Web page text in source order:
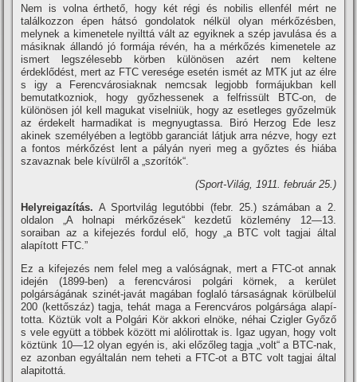
Nem is volna érthető, hogy két régi és nobilis ellenfél mért ne
találkozzon épen hátsó gondolatok nélkül olyan mérkőzésben,
melynek a kimenetele nyilttá vált az egyiknek a szép javulása és a
másiknak állandó jó formája révén, ha a mérkőzés kimenetele az
ismert legszélesebb körben különösen azért nem keltene
érdeklődést, mert az FTC veresége esetén ismét az MTK jut az élre
s igy a Ferencvárosiaknak nemcsak legjobb formájukban kell
bemutatkozniok, hogy győzhessenek a felfrissült BTC-on, de
különösen jól kell magukat viselniük, hogy az esetleges győzelmük
az érdekelt harmadikat is megnyugtassa. Biró Herzog Ede lesz
akinek személyében a legtöbb garanciát látjuk arra nézve, hogy ezt
a fontos mérkőzést lent a pályán nyeri meg a győztes és hiába
szavaznak bele kí­vülről a „szorí­tók“.
(Sport-Világ, 1911. február 25.)
Helyreigazí­tás. A Sportvilág legutóbbi (febr. 25.) számában a 2.
oldalon „A holnapi mérkőzések“ kezdetű közlemény 12—13.
soraiban az a kifejezés fordul elő, hogy „a BTC volt tagjai által
alapí­tott FTC.”
Ez a kifejezés nem felel meg a valóságnak, mert a FTC-ot annak
idején (1899-ben) a ferencvárosi polgári körnek, a kerület
polgárságának szinét-javát magában foglaló társaságnak körülbelül
200 (kettőszáz) tagja, tehát maga a Ferencváros polgársága alapí­
totta. Köztük volt a Polgári Kör akkori elnöke, néhai Czigler Győző
s vele együtt a többek között mi alólirottak is. Igaz ugyan, hogy volt
köztünk 10—12 olyan egyén is, aki előzőleg tagja „volt“ a BTC-nak,
ez azonban egyáltalán nem teheti a FTC-ot a BTC volt tagjai által
alapitottá.